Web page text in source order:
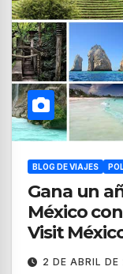
BLOG DE VIAJES
Gana un
México
Visit
2 DE ABRIL DE